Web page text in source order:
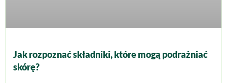
Jak rozpoznać składniki, które mogą podrażniać
skórę?